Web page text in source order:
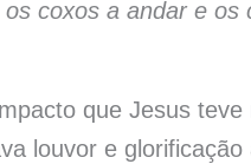
coxos a andar e
que Jesus
louvor e